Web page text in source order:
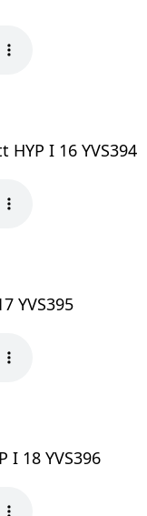
I 16 YVS394
YVS395
I 18 YVS396